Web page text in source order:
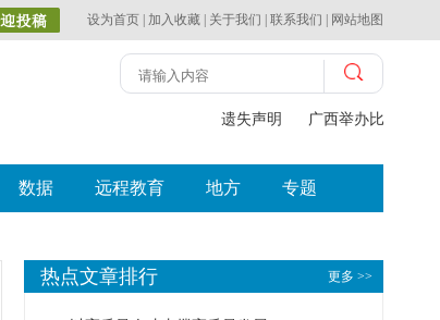
设为首页 加入收藏 关于我们 联系我们 网站地图
遗失声明 广西举办比赛探索
数据 远程教育 地方 专题
更多 >>
热点文章排行